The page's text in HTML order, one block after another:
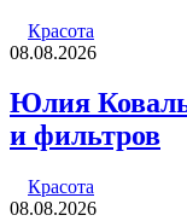
Красота
08.08.2026
Юлия
и фильтров
Красота
08.08.2026